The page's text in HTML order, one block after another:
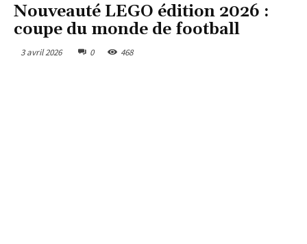
Nouveauté LEGO édition 2026 :
coupe du monde de football
3 avril 2026 0 468